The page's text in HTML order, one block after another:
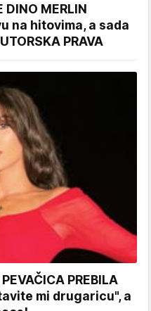
DINO MERLIN
na hitovima, a sada
PRAVA
PREBILA
mi drugaricu", a